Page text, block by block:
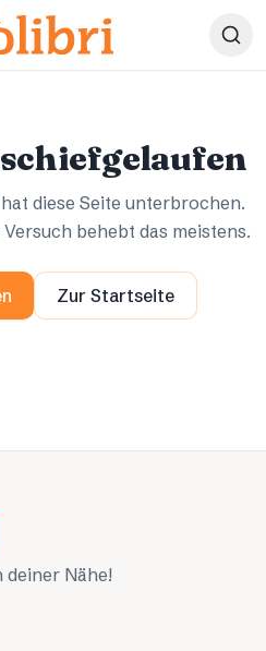
diese Seite unterbrochen.
behebt das meistens.
Zur Startseite
deiner Nähe!